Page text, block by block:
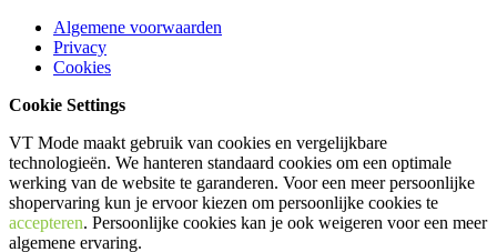
Algemene voorwaarden
Privacy
Cookies
Cookie Settings
VT Mode maakt gebruik van cookies en vergelijkbare
technologieën. We hanteren standaard cookies om een optimale
werking van de website te garanderen. Voor een meer persoonlijke
shopervaring kun je ervoor kiezen om persoonlijke cookies te
accepteren. Persoonlijke cookies kan je ook weigeren voor een meer
algemene ervaring.